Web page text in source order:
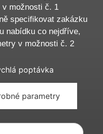
v možnosti č. 1
specifikovat zakázku
nabídku co nejdříve,
v možnosti č. 2
poptávka
parametry